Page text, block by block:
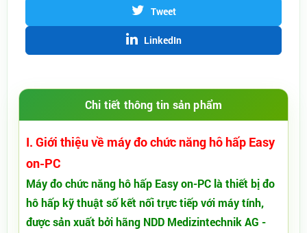
Tweet
LinkedIn
Chi tiết thông tin sản phẩm
I. Giới thiệu về máy đo chức năng hô hấp Easy
on-PC
Máy đo chức năng hô hấp Easy on-PC là thiết bị đo
hô hấp kỹ thuật số kết nối trực tiếp với máy tính,
được sản xuất bởi hãng NDD Medizintechnik AG -